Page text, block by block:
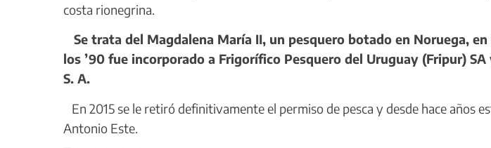
costa rionegrina.
Se trata del Magdalena María II, un pesquero botado en Noruega, en
los ’90 fue incorporado a Frigorífico Pesquero del Uruguay (Fripur)
S. A.
En 2015 se le retiró definitivamente el permiso de pesca y desde hace años
Antonio Este.